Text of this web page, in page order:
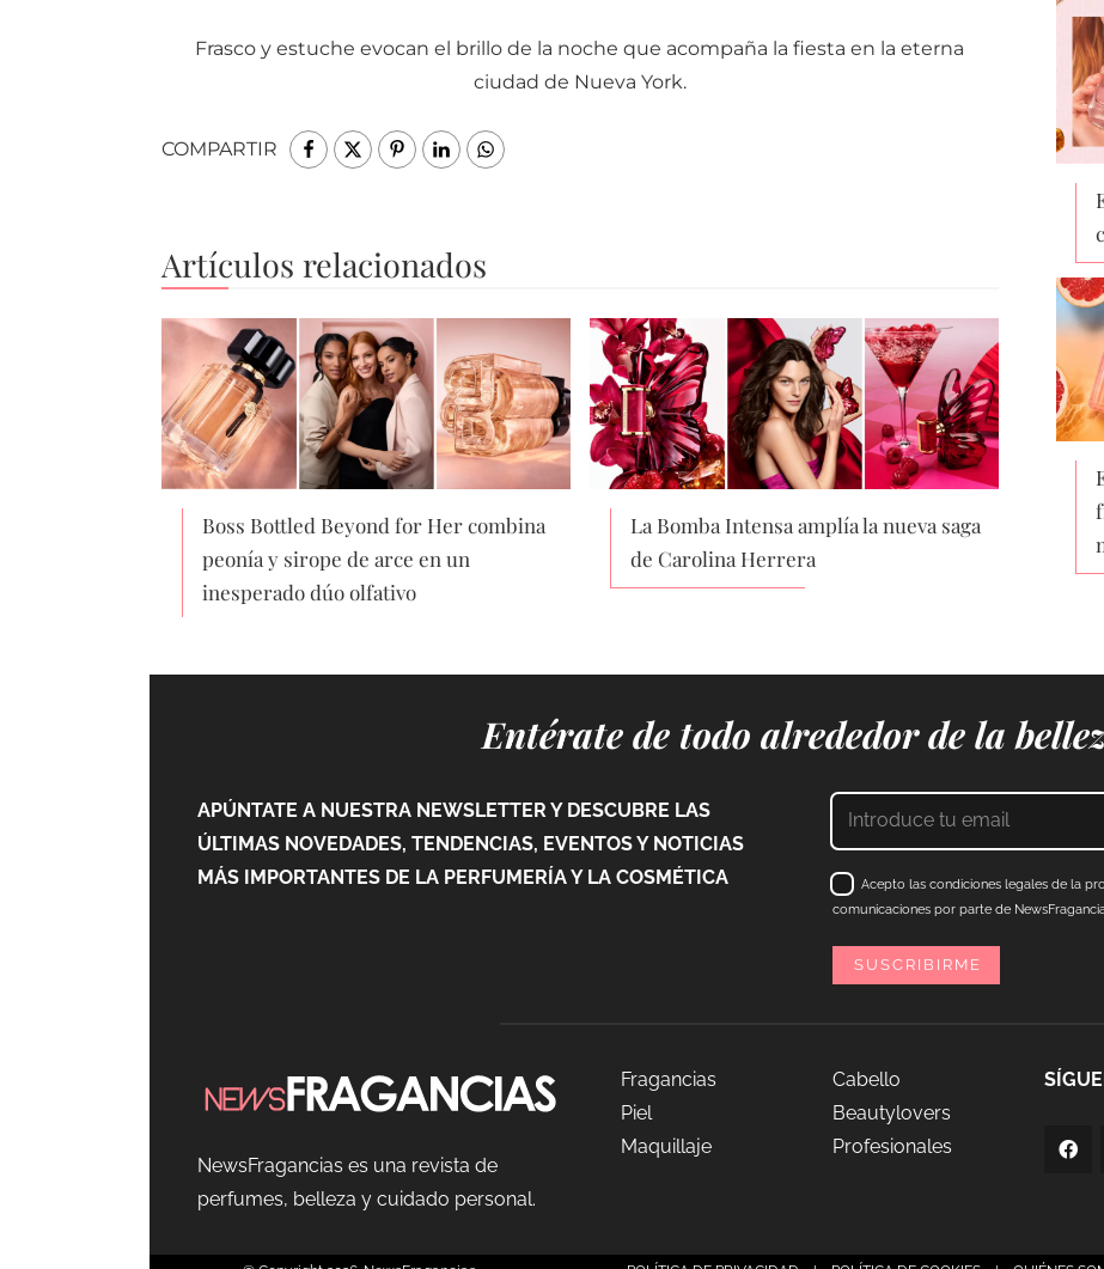
Frasco y estuche evocan el brillo de la noche que acompaña la fiesta en la eterna
ciudad de Nueva York.
COMPARTIR
Artículos relacionados
Boss Bottled Beyond for Her combina
peonía y sirope de arce en un
inesperado dúo olfativo
La Bomba Intensa amplía la nueva saga
de Carolina Herrera
Entérate de todo alrededor de la
APÚNTATE A NUESTRA NEWSLETTER Y DESCUBRE LAS
ÚLTIMAS NOVEDADES, TENDENCIAS, EVENTOS Y NOTICIAS
MÁS IMPORTANTES DE LA PERFUMERÍA Y LA COSMÉTICA
Acepto las condiciones legales de la
comunicaciones por parte de
NewsFragancias es una revista de
perfumes, belleza y cuidado personal.
Fragancias
Piel
Maquillaje
Cabello
Beautylovers
Profesionales